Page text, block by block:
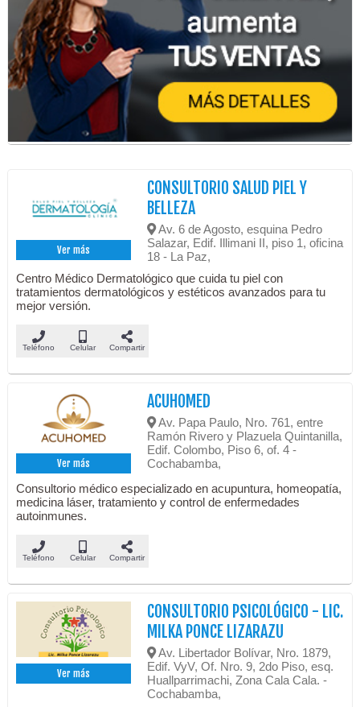
Ver más
CONSULTORIO SALUD PIEL Y
BELLEZA
Av. 6 de Agosto, esquina Pedro
Salazar, Edif. Illimani II, piso 1, oficina
18 - La Paz,
Centro Médico Dermatológico que cuida tu piel con
tratamientos dermatológicos y estéticos avanzados para tu
mejor versión.
Teléfono Celular Compartir
Ver más
ACUHOMED
Av. Papa Paulo, Nro. 761, entre
Ramón Rivero y Plazuela Quintanilla,
Edif. Colombo, Piso 6, of. 4 -
Cochabamba,
Consultorio médico especializado en acupuntura, homeopatía,
medicina láser, tratamiento y control de enfermedades
autoinmunes.
Teléfono Celular Compartir
Ver más
CONSULTORIO PSICOLÓGICO - LIC.
MILKA PONCE LIZARAZU
Av. Libertador Bolívar, Nro. 1879,
Edif. VyV, Of. Nro. 9, 2do Piso, esq.
Huallparrimachi, Zona Cala Cala. -
Cochabamba,